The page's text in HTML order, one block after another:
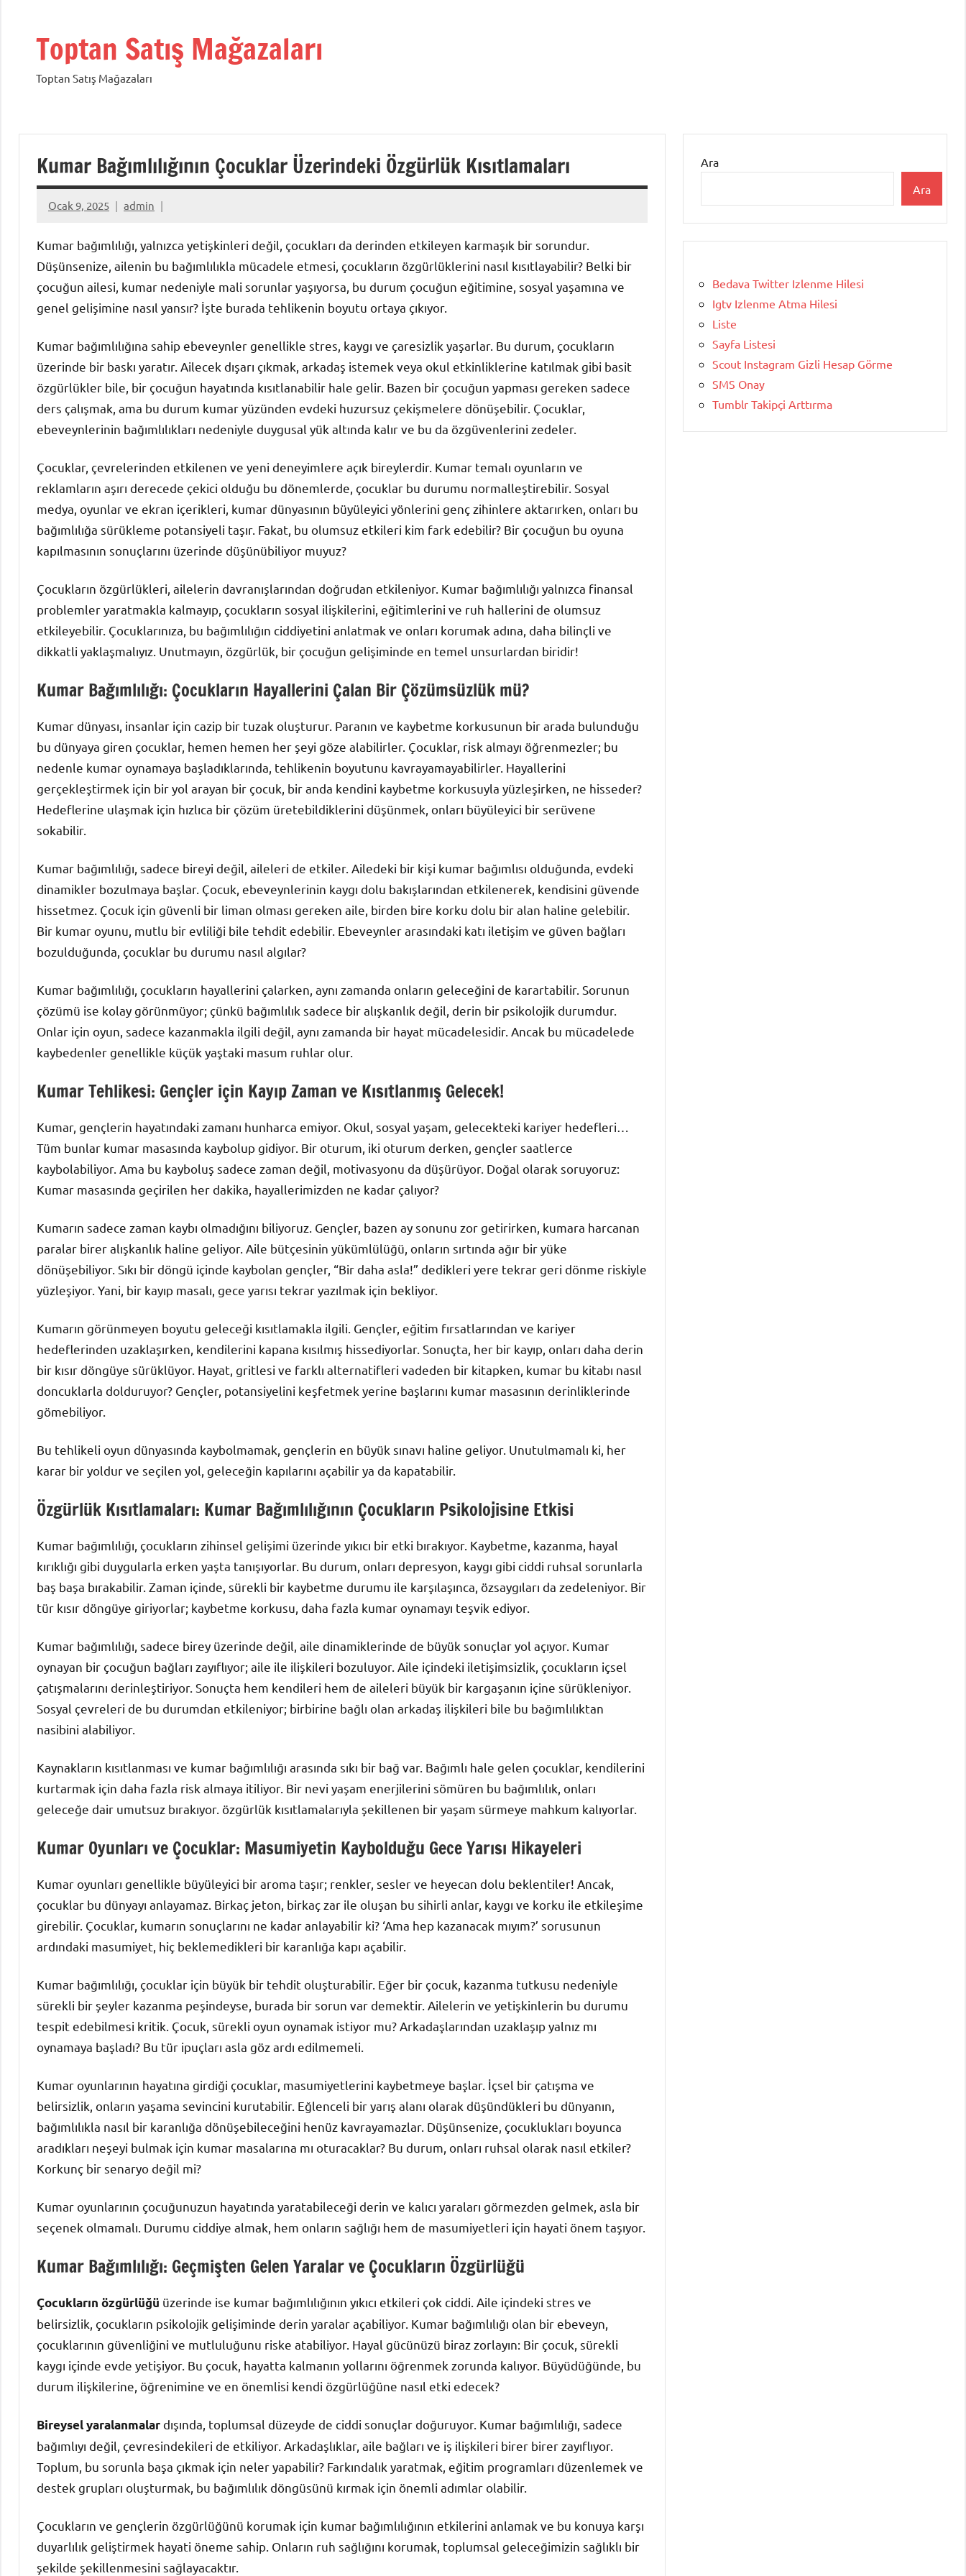
Toptan Satış Mağazaları
Toptan Satış Mağazaları
Kumar Bağımlılığının Çocuklar Üzerindeki Özgürlük Kısıtlamaları
Ocak 9, 2025 admin
Kumar bağımlılığı, yalnızca yetişkinleri değil, çocukları da derinden etkileyen karmaşık bir sorundur.
Düşünsenize, ailenin bu bağımlılıkla mücadele etmesi, çocukların özgürlüklerini nasıl kısıtlayabilir? Belki bir
çocuğun ailesi, kumar nedeniyle mali sorunlar yaşıyorsa, bu durum çocuğun eğitimine, sosyal yaşamına ve
genel gelişimine nasıl yansır? İşte burada tehlikenin boyutu ortaya çıkıyor.
Kumar bağımlılığına sahip ebeveynler genellikle stres, kaygı ve çaresizlik yaşarlar. Bu durum, çocukların
üzerinde bir baskı yaratır. Ailecek dışarı çıkmak, arkadaş istemek veya okul etkinliklerine katılmak gibi basit
özgürlükler bile, bir çocuğun hayatında kısıtlanabilir hale gelir. Bazen bir çocuğun yapması gereken sadece
ders çalışmak, ama bu durum kumar yüzünden evdeki huzursuz çekişmelere dönüşebilir. Çocuklar,
ebeveynlerinin bağımlılıkları nedeniyle duygusal yük altında kalır ve bu da özgüvenlerini zedeler.
Çocuklar, çevrelerinden etkilenen ve yeni deneyimlere açık bireylerdir. Kumar temalı oyunların ve
reklamların aşırı derecede çekici olduğu bu dönemlerde, çocuklar bu durumu normalleştirebilir. Sosyal
medya, oyunlar ve ekran içerikleri, kumar dünyasının büyüleyici yönlerini genç zihinlere aktarırken, onları bu
bağımlılığa sürükleme potansiyeli taşır. Fakat, bu olumsuz etkileri kim fark edebilir? Bir çocuğun bu oyuna
kapılmasının sonuçlarını üzerinde düşünübiliyor muyuz?
Çocukların özgürlükleri, ailelerin davranışlarından doğrudan etkileniyor. Kumar bağımlılığı yalnızca finansal
problemler yaratmakla kalmayıp, çocukların sosyal ilişkilerini, eğitimlerini ve ruh hallerini de olumsuz
etkileyebilir. Çocuklarınıza, bu bağımlılığın ciddiyetini anlatmak ve onları korumak adına, daha bilinçli ve
dikkatli yaklaşmalıyız. Unutmayın, özgürlük, bir çocuğun gelişiminde en temel unsurlardan biridir!
Kumar Bağımlılığı: Çocukların Hayallerini Çalan Bir Çözümsüzlük mü?
Kumar dünyası, insanlar için cazip bir tuzak oluşturur. Paranın ve kaybetme korkusunun bir arada bulunduğu
bu dünyaya giren çocuklar, hemen hemen her şeyi göze alabilirler. Çocuklar, risk almayı öğrenmezler; bu
nedenle kumar oynamaya başladıklarında, tehlikenin boyutunu kavrayamayabilirler. Hayallerini
gerçekleştirmek için bir yol arayan bir çocuk, bir anda kendini kaybetme korkusuyla yüzleşirken, ne hisseder?
Hedeflerine ulaşmak için hızlıca bir çözüm üretebildiklerini düşünmek, onları büyüleyici bir serüvene
sokabilir.
Kumar bağımlılığı, sadece bireyi değil, aileleri de etkiler. Ailedeki bir kişi kumar bağımlısı olduğunda, evdeki
dinamikler bozulmaya başlar. Çocuk, ebeveynlerinin kaygı dolu bakışlarından etkilenerek, kendisini güvende
hissetmez. Çocuk için güvenli bir liman olması gereken aile, birden bire korku dolu bir alan haline gelebilir.
Bir kumar oyunu, mutlu bir evliliği bile tehdit edebilir. Ebeveynler arasındaki katı iletişim ve güven bağları
bozulduğunda, çocuklar bu durumu nasıl algılar?
Kumar bağımlılığı, çocukların hayallerini çalarken, aynı zamanda onların geleceğini de karartabilir. Sorunun
çözümü ise kolay görünmüyor; çünkü bağımlılık sadece bir alışkanlık değil, derin bir psikolojik durumdur.
Onlar için oyun, sadece kazanmakla ilgili değil, aynı zamanda bir hayat mücadelesidir. Ancak bu mücadelede
kaybedenler genellikle küçük yaştaki masum ruhlar olur.
Kumar Tehlikesi: Gençler için Kayıp Zaman ve Kısıtlanmış Gelecek!
Kumar, gençlerin hayatındaki zamanı hunharca emiyor. Okul, sosyal yaşam, gelecekteki kariyer hedefleri…
Tüm bunlar kumar masasında kaybolup gidiyor. Bir oturum, iki oturum derken, gençler saatlerce
kaybolabiliyor. Ama bu kayboluş sadece zaman değil, motivasyonu da düşürüyor. Doğal olarak soruyoruz:
Kumar masasında geçirilen her dakika, hayallerimizden ne kadar çalıyor?
Kumarın sadece zaman kaybı olmadığını biliyoruz. Gençler, bazen ay sonunu zor getirirken, kumara harcanan
paralar birer alışkanlık haline geliyor. Aile bütçesinin yükümlülüğü, onların sırtında ağır bir yüke
dönüşebiliyor. Sıkı bir döngü içinde kaybolan gençler, “Bir daha asla!” dedikleri yere tekrar geri dönme riskiyle
yüzleşiyor. Yani, bir kayıp masalı, gece yarısı tekrar yazılmak için bekliyor.
Kumarın görünmeyen boyutu geleceği kısıtlamakla ilgili. Gençler, eğitim fırsatlarından ve kariyer
hedeflerinden uzaklaşırken, kendilerini kapana kısılmış hissediyorlar. Sonuçta, her bir kayıp, onları daha derin
bir kısır döngüye sürüklüyor. Hayat, gritlesi ve farklı alternatifleri vadeden bir kitapken, kumar bu kitabı nasıl
doncuklarla dolduruyor? Gençler, potansiyelini keşfetmek yerine başlarını kumar masasının derinliklerinde
gömebiliyor.
Bu tehlikeli oyun dünyasında kaybolmamak, gençlerin en büyük sınavı haline geliyor. Unutulmamalı ki, her
karar bir yoldur ve seçilen yol, geleceğin kapılarını açabilir ya da kapatabilir.
Özgürlük Kısıtlamaları: Kumar Bağımlılığının Çocukların Psikolojisine Etkisi
Kumar bağımlılığı, çocukların zihinsel gelişimi üzerinde yıkıcı bir etki bırakıyor. Kaybetme, kazanma, hayal
kırıklığı gibi duygularla erken yaşta tanışıyorlar. Bu durum, onları depresyon, kaygı gibi ciddi ruhsal sorunlarla
baş başa bırakabilir. Zaman içinde, sürekli bir kaybetme durumu ile karşılaşınca, özsaygıları da zedeleniyor. Bir
tür kısır döngüye giriyorlar; kaybetme korkusu, daha fazla kumar oynamayı teşvik ediyor.
Kumar bağımlılığı, sadece birey üzerinde değil, aile dinamiklerinde de büyük sonuçlar yol açıyor. Kumar
oynayan bir çocuğun bağları zayıflıyor; aile ile ilişkileri bozuluyor. Aile içindeki iletişimsizlik, çocukların içsel
çatışmalarını derinleştiriyor. Sonuçta hem kendileri hem de aileleri büyük bir kargaşanın içine sürükleniyor.
Sosyal çevreleri de bu durumdan etkileniyor; birbirine bağlı olan arkadaş ilişkileri bile bu bağımlılıktan
nasibini alabiliyor.
Kaynakların kısıtlanması ve kumar bağımlılığı arasında sıkı bir bağ var. Bağımlı hale gelen çocuklar, kendilerini
kurtarmak için daha fazla risk almaya itiliyor. Bir nevi yaşam enerjilerini sömüren bu bağımlılık, onları
geleceğe dair umutsuz bırakıyor. özgürlük kısıtlamalarıyla şekillenen bir yaşam sürmeye mahkum kalıyorlar.
Kumar Oyunları ve Çocuklar: Masumiyetin Kaybolduğu Gece Yarısı Hikayeleri
Kumar oyunları genellikle büyüleyici bir aroma taşır; renkler, sesler ve heyecan dolu beklentiler! Ancak,
çocuklar bu dünyayı anlayamaz. Birkaç jeton, birkaç zar ile oluşan bu sihirli anlar, kaygı ve korku ile etkileşime
girebilir. Çocuklar, kumarın sonuçlarını ne kadar anlayabilir ki? ‘Ama hep kazanacak mıyım?’ sorusunun
ardındaki masumiyet, hiç beklemedikleri bir karanlığa kapı açabilir.
Kumar bağımlılığı, çocuklar için büyük bir tehdit oluşturabilir. Eğer bir çocuk, kazanma tutkusu nedeniyle
sürekli bir şeyler kazanma peşindeyse, burada bir sorun var demektir. Ailelerin ve yetişkinlerin bu durumu
tespit edebilmesi kritik. Çocuk, sürekli oyun oynamak istiyor mu? Arkadaşlarından uzaklaşıp yalnız mı
oynamaya başladı? Bu tür ipuçları asla göz ardı edilmemeli.
Kumar oyunlarının hayatına girdiği çocuklar, masumiyetlerini kaybetmeye başlar. İçsel bir çatışma ve
belirsizlik, onların yaşama sevincini kurutabilir. Eğlenceli bir yarış alanı olarak düşündükleri bu dünyanın,
bağımlılıkla nasıl bir karanlığa dönüşebileceğini henüz kavrayamazlar. Düşünsenize, çocuklukları boyunca
aradıkları neşeyi bulmak için kumar masalarına mı oturacaklar? Bu durum, onları ruhsal olarak nasıl etkiler?
Korkunç bir senaryo değil mi?
Kumar oyunlarının çocuğunuzun hayatında yaratabileceği derin ve kalıcı yaraları görmezden gelmek, asla bir
seçenek olmamalı. Durumu ciddiye almak, hem onların sağlığı hem de masumiyetleri için hayati önem taşıyor.
Kumar Bağımlılığı: Geçmişten Gelen Yaralar ve Çocukların Özgürlüğü
Çocukların özgürlüğü üzerinde ise kumar bağımlılığının yıkıcı etkileri çok ciddi. Aile içindeki stres ve
belirsizlik, çocukların psikolojik gelişiminde derin yaralar açabiliyor. Kumar bağımlılığı olan bir ebeveyn,
çocuklarının güvenliğini ve mutluluğunu riske atabiliyor. Hayal gücünüzü biraz zorlayın: Bir çocuk, sürekli
kaygı içinde evde yetişiyor. Bu çocuk, hayatta kalmanın yollarını öğrenmek zorunda kalıyor. Büyüdüğünde, bu
durum ilişkilerine, öğrenimine ve en önemlisi kendi özgürlüğüne nasıl etki edecek?
Bireysel yaralanmalardışında, toplumsal düzeyde de ciddi sonuçlar doğuruyor. Kumar bağımlılığı, sadece
bağımlıyı değil, çevresindekileri de etkiliyor. Arkadaşlıklar, aile bağları ve iş ilişkileri birer birer zayıflıyor.
Toplum, bu sorunla başa çıkmak için neler yapabilir? Farkındalık yaratmak, eğitim programları düzenlemek ve
destek grupları oluşturmak, bu bağımlılık döngüsünü kırmak için önemli adımlar olabilir.
Çocukların ve gençlerin özgürlüğünü korumak için kumar bağımlılığının etkilerini anlamak ve bu konuya karşı
duyarlılık geliştirmek hayati öneme sahip. Onların ruh sağlığını korumak, toplumsal geleceğimizin sağlıklı bir
şekilde şekillenmesini sağlayacaktır.
Ara
Ara
Bedava Twitter Izlenme Hilesi
Igtv Izlenme Atma Hilesi
Liste
Sayfa Listesi
Scout Instagram Gizli Hesap Görme
SMS Onay
Tumblr Takipçi Arttırma